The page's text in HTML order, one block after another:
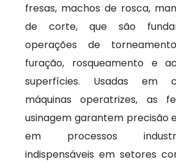
fresas, machos de rosca,
de corte, que são
operações de
furação, rosqueamento e
superfícies. Usadas em
máquinas operatrizes, as
usinagem garantem precisão
em processos
indispensáveis em setores